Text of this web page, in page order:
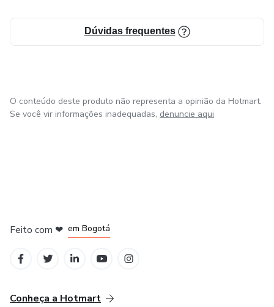
Dúvidas frequentes
O conteúdo deste produto não representa a opinião da Hotmart.
Se você vir informações inadequadas, denuncie aqui
Feito com ❤ em Bogotá
Conheça a Hotmart